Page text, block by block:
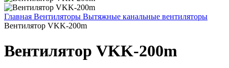
Главная Вентиляторы Вытяжные канальные вентиляторы
Вентилятор VKK-200m
Вентилятор VKK-200m